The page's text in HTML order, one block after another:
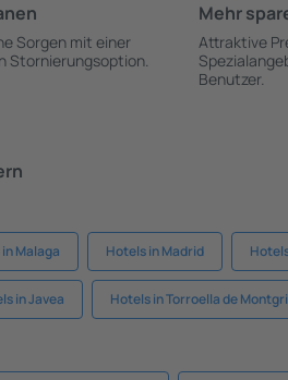
Sorgen mit einer
Stornierungsoption.
Mehr
Attraktive
Benutzer.
Malaga Hotels in Madrid
in Javea Hotels in Torroella de Montgri